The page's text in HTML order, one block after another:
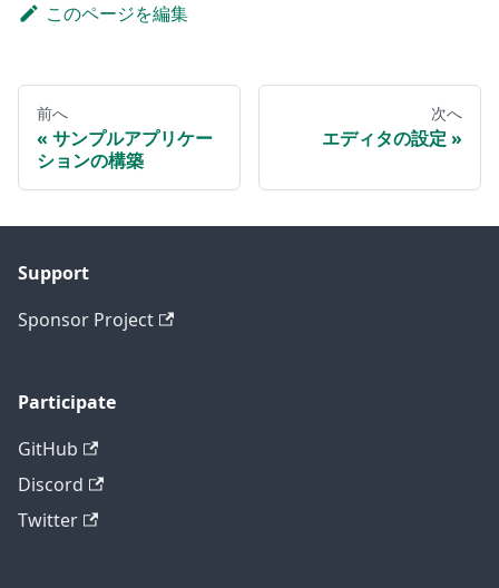
このページを編集
前へ
サンプルアプリケー
ションの構築
次へ
エディタの設定
Support
Sponsor Project
Participate
GitHub
Discord
Twitter